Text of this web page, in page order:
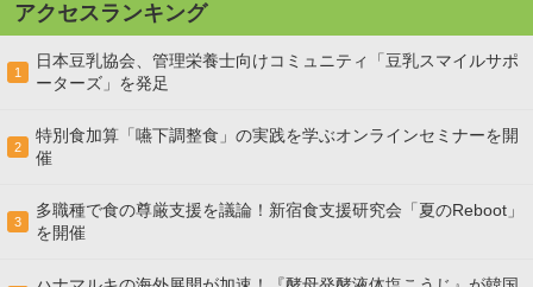
アクセスランキング
1
日本豆乳協会、管理栄養士向けコミュニティ「豆乳スマイルサポ
ーターズ」を発足
2
特別食加算「嚥下調整食」の実践を学ぶオンラインセミナーを開
催
3
多職種で食の尊厳支援を議論！新宿食支援研究会「夏のReboot」
を開催